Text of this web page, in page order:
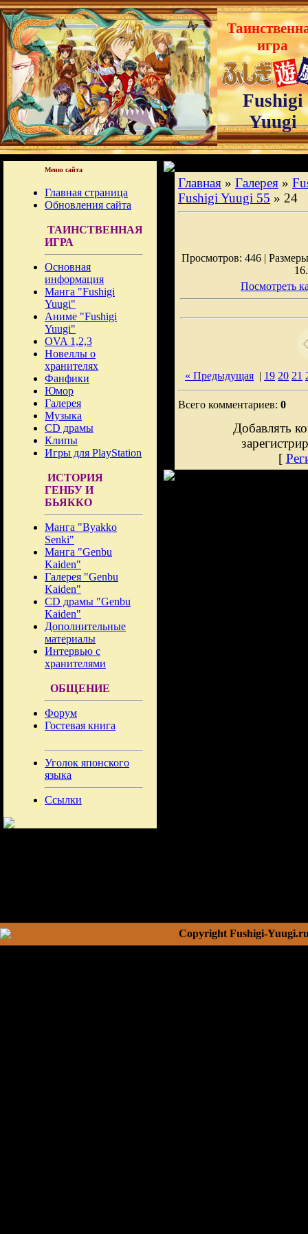
игра
Fushigi
Yuugi
Меню сайта
Главная страница
Обновления сайта
ТАИНСТВЕННАЯ
ИГРА
Основная
информация
Манга "Fushigi
Yuugi"
Аниме "Fushigi
Yuugi"
OVA 1,2,3
Новеллы о
хранителях
Фанфики
Юмор
Галерея
Музыка
CD драмы
Клипы
Игры для PlayStation
ИСТОРИЯ
ГЕНБУ И
БЬЯККО
Манга "Byakko
Senki"
Манга "Genbu
Kaiden"
Галерея "Genbu
Kaiden"
CD драмы "Genbu
Kaiden"
Дополнительные
материалы
Интервью с
хранителями
ОБЩЕНИЕ
Форум
Гостевая книга
Уголок японского
языка
Ссылки
Главная » Галерея »
Fushigi Yuugi 55 » 24
Просмотров: 446 |
Посмотреть
« Предыдущая | 19 20 21
Всего комментариев: 0
Добавлять
[
Copyright Fushigi-